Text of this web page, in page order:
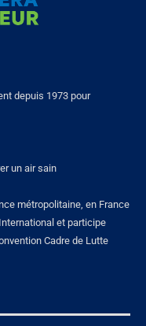
depuis 1973 pour
un air sain
métropolitaine, en France
et participe
Cadre de Lutte